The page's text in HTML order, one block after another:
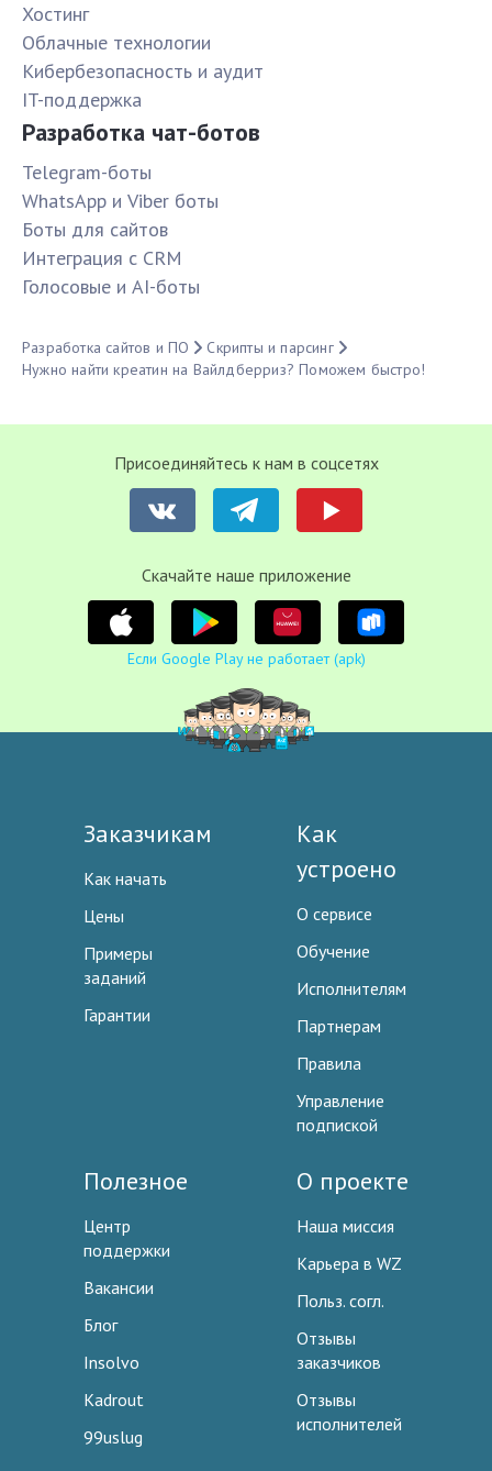
Хостинг
Облачные технологии
Кибербезопасность и аудит
IT-поддержка
Разработка чат-ботов
Telegram-боты
WhatsApp и Viber боты
Боты для сайтов
Интеграция с CRM
Голосовые и AI-боты
Разработка сайтов и ПО
Скрипты и парсинг
Нужно найти креатин на Вайлдберриз? Поможем быстро!
Присоединяйтесь к нам в соцсетях
Cкачайте наше приложение
Если Google Play не работает (apk)
Заказчикам
Как начать
Цены
Примеры
заданий
Гарантии
Как
устроено
О сервисе
Обучение
Исполнителям
Партнерам
Правила
Управление
подпиской
Полезное
Центр
поддержки
Вакансии
Блог
Insolvo
Kadrout
99uslug
О проекте
Наша миссия
Карьера в WZ
Польз. согл.
Отзывы
заказчиков
Отзывы
исполнителей